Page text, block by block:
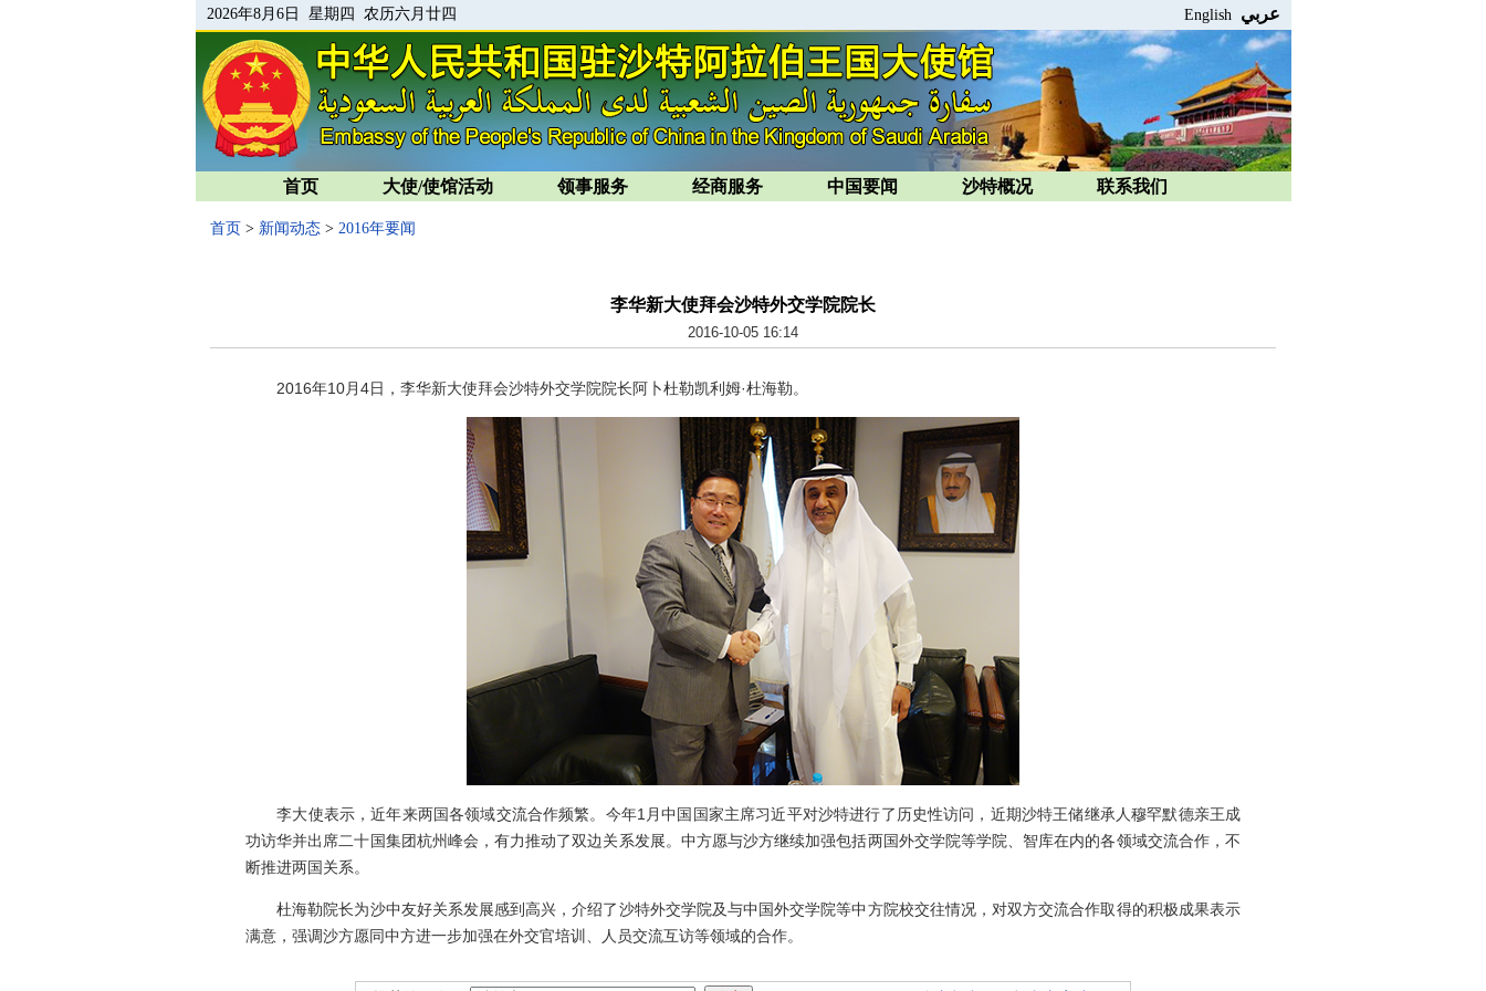
2026年8月6日 星期四 农历六月廿四 English عربي
首页 大使/使馆活动 领事服务 经商服务 中国要闻 沙特概况 联系我们
首页 > 新闻动态 > 2016年要闻
李华新大使拜会沙特外交学院院长
2016-10-05 16:14
2016年10月4日，李华新大使拜会沙特外交学院院长阿卜杜勒凯利姆·杜海勒。
李大使表示，近年来两国各领域交流合作频繁。今年1月中国国家主席习近平对沙特进行了历史性访问，近期沙特王储继承人穆罕默德亲王成
功访华并出席二十国集团杭州峰会，有力推动了双边关系发展。中方愿与沙方继续加强包括两国外交学院等学院、智库在内的各领域交流合作，不
断推进两国关系。
杜海勒院长为沙中友好关系发展感到高兴，介绍了沙特外交学院及与中国外交学院等中方院校交往情况，对双方交流合作取得的积极成果表示
满意，强调沙方愿同中方进一步加强在外交官培训、人员交流互访等领域的合作。